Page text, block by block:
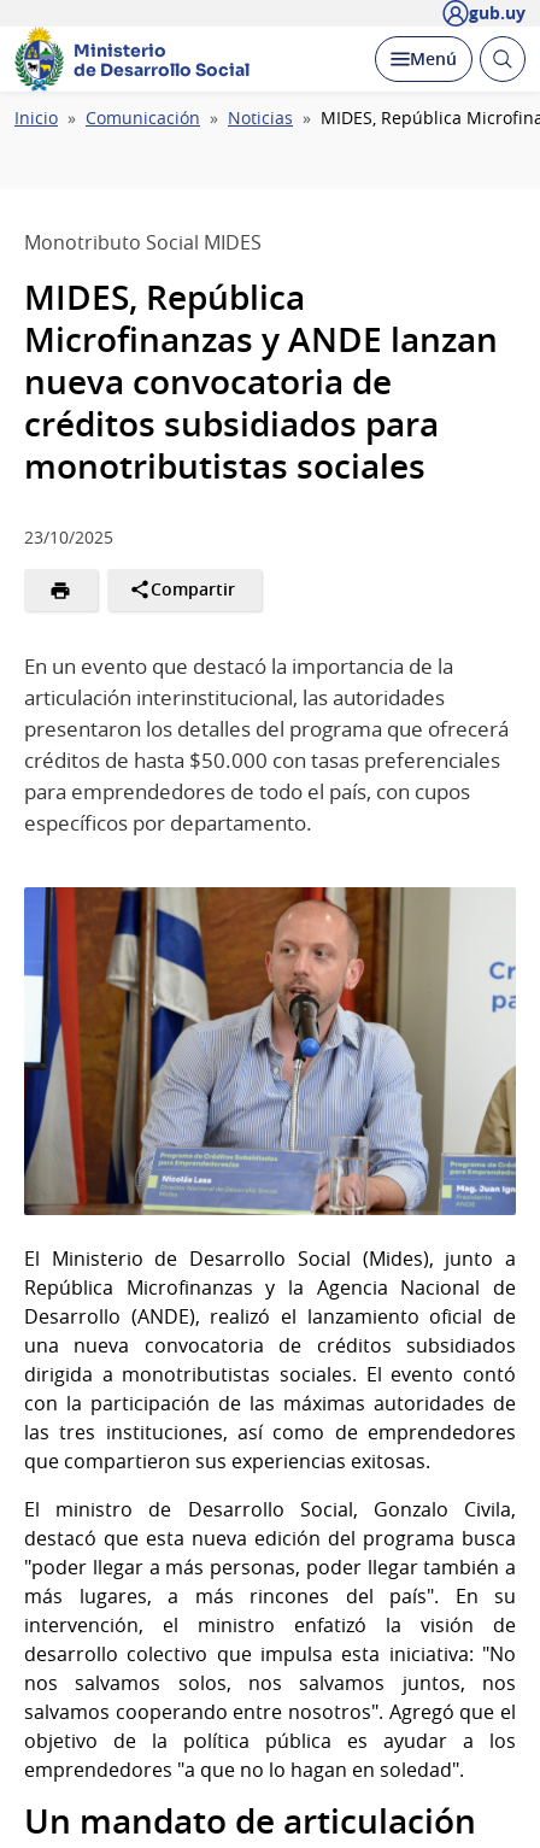
gub.uy
Ministerio
de Desarrollo Social
Desplegar
Menú Abrir
Ruta
Inicio Comunicación Noticias MIDES, República
Monotributo Social MIDES
MIDES, República
Microfinanzas y ANDE lanzan
nueva convocatoria de
créditos subsidiados para
monotributistas sociales
23/10/2025
Compartir
En un evento que destacó la importancia de la
articulación interinstitucional, las autoridades
presentaron los detalles del programa que ofrecerá
créditos de hasta $50.000 con tasas preferenciales
para emprendedores de todo el país, con cupos
específicos por departamento.
El Ministerio de Desarrollo Social (Mides), junto a
República Microfinanzas y la Agencia Nacional de
Desarrollo (ANDE), realizó el lanzamiento oficial de
una nueva convocatoria de créditos subsidiados
dirigida a monotributistas sociales. El evento contó
con la participación de las máximas autoridades de
las tres instituciones, así como de emprendedores
que compartieron sus experiencias exitosas.
El ministro de Desarrollo Social, Gonzalo Civila,
destacó que esta nueva edición del programa busca
"poder llegar a más personas, poder llegar también a
más lugares, a más rincones del país". En su
intervención, el ministro enfatizó la visión de
desarrollo colectivo que impulsa esta iniciativa: "No
nos salvamos solos, nos salvamos juntos, nos
salvamos cooperando entre nosotros". Agregó que el
objetivo de la política pública es ayudar a los
emprendedores "a que no lo hagan en soledad".
Un mandato de articulación